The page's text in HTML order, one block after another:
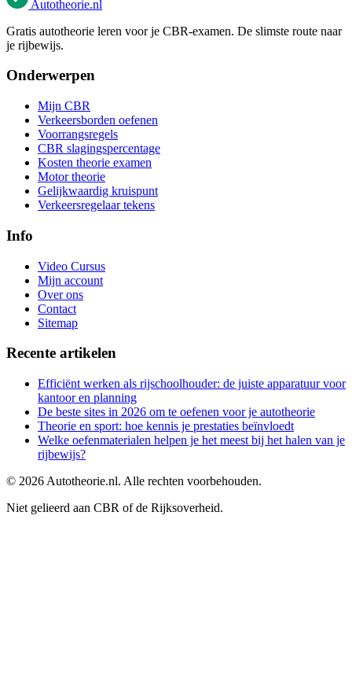
Autotheorie.nl
Gratis autotheorie leren voor je CBR-examen. De slimste route naar
je rijbewijs.
Onderwerpen
Mijn CBR
Verkeersborden oefenen
Voorrangsregels
CBR slagingspercentage
Kosten theorie examen
Motor theorie
Gelijkwaardig kruispunt
Verkeersregelaar tekens
Info
Video Cursus
Mijn account
Over ons
Contact
Sitemap
Recente artikelen
Efficiënt werken als rijschoolhouder: de juiste apparatuur voor
kantoor en planning
De beste sites in 2026 om te oefenen voor je autotheorie
Theorie en sport: hoe kennis je prestaties beïnvloedt
Welke oefenmaterialen helpen je het meest bij het halen van je
rijbewijs?
© 2026 Autotheorie.nl. Alle rechten voorbehouden.
Niet gelieerd aan CBR of de Rijksoverheid.